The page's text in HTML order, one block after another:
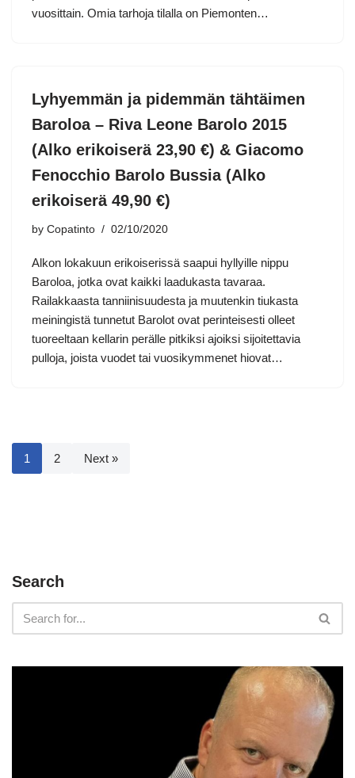
vuosittain. Omia tarhoja tilalla on Piemonten…
Lyhyemmän ja pidemmän tähtäimen
Baroloa – Riva Leone Barolo 2015
(Alko erikoiserä 23,90 €) & Giacomo
Fenocchio Barolo Bussia (Alko
erikoiserä 49,90 €)
by Copatinto 02/10/2020
Alkon lokakuun erikoiserissä saapui hyllyille nippu
Baroloa, jotka ovat kaikki laadukasta tavaraa.
Railakkaasta tanniinisuudesta ja muutenkin tiukasta
meiningistä tunnetut Barolot ovat perinteisesti olleet
tuoreeltaan kellarin perälle pitkiksi ajoiksi sijoitettavia
pulloja, joista vuodet tai vuosikymmenet hiovat…
1 2 Next »
Search